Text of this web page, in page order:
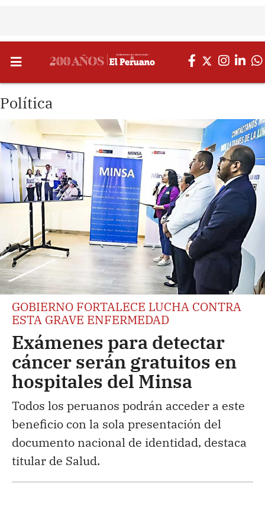
Política
GOBIERNO FORTALECE LUCHA CONTRA
ESTA GRAVE ENFERMEDAD
Exámenes para detectar
cáncer serán gratuitos en
hospitales del Minsa
Todos los peruanos podrán acceder a este
beneficio con la sola presentación del
documento nacional de identidad, destaca
titular de Salud.